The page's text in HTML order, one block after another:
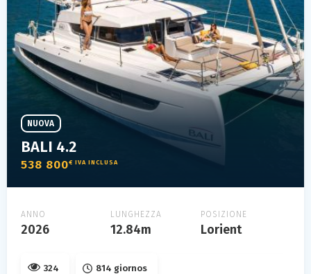
BALI 4.2
538 800€ IVA INCLUSA
NUOVA
ANNO
2026
LUNGHEZZA
12.84m
POSIZIONE
Lorient
324 814 giornos